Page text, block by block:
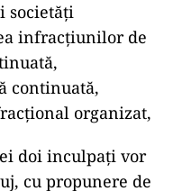
societăți
infracțiunilor de
continuată,
organizat,
doi inculpați vor
cu propunere de